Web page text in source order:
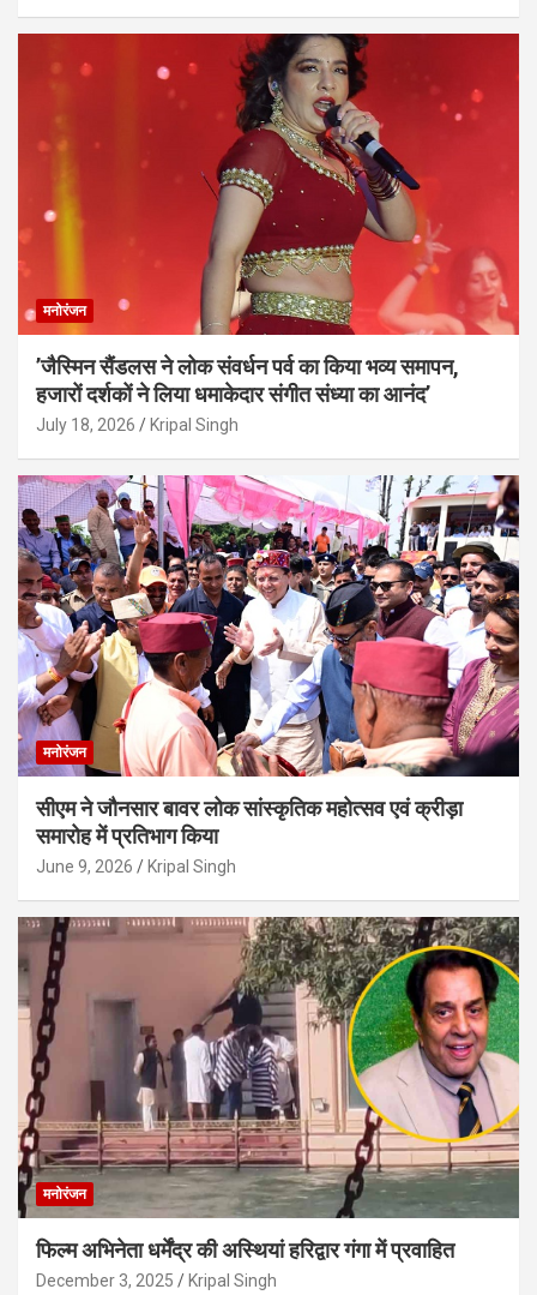
मनोरंजन
’जैस्मिन सैंडलस ने लोक संवर्धन पर्व का किया भव्य समापन,
हजारों दर्शकों ने लिया धमाकेदार संगीत संध्या का आनंद’
July 18, 2026 Kripal Singh
मनोरंजन
सीएम ने जौनसार बावर लोक सांस्कृतिक महोत्सव एवं क्रीड़ा
समारोह में प्रतिभाग किया
June 9, 2026 Kripal Singh
मनोरंजन
फिल्म अभिनेता धर्मेंद्र की अस्थियां हरिद्वार गंगा में प्रवाहित
December 3, 2025 Kripal Singh